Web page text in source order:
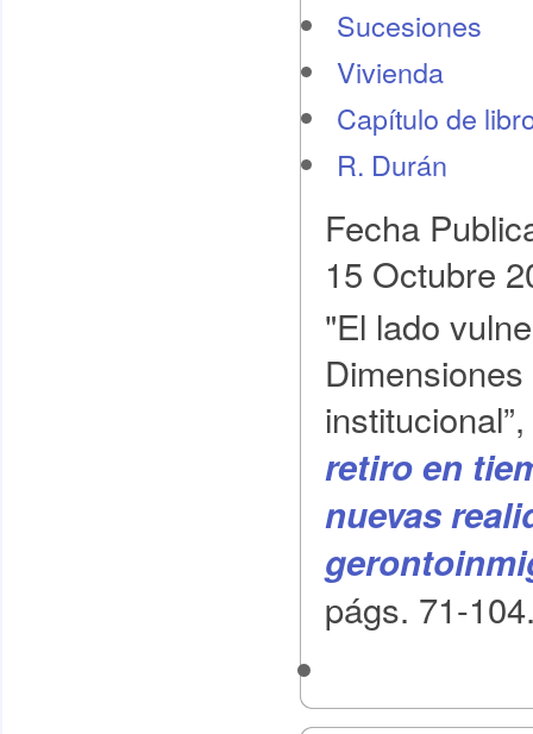
Sucesiones
Vivienda
Capítulo de
R. Durán
Fecha
15 Octubre
"El lado
retiro en
nuevas
págs. 71-